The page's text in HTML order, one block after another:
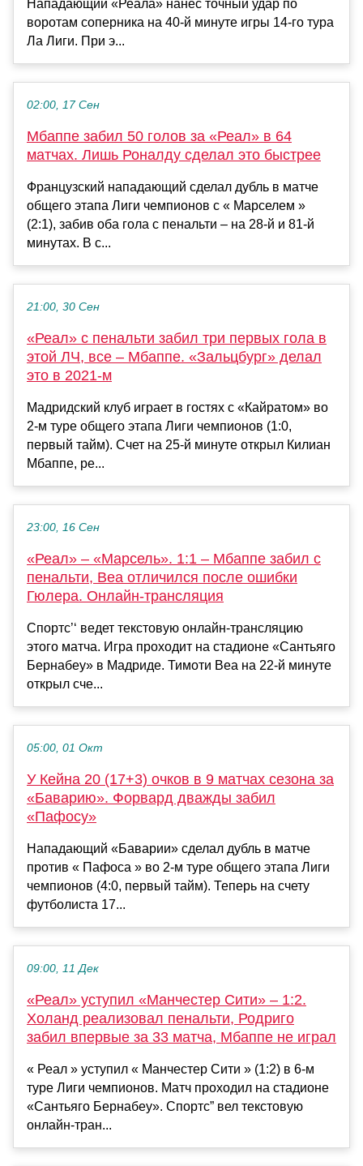
Нападающий «Реала» нанес точный удар по
воротам соперника на 40-й минуте игры 14-го тура
Ла Лиги. При э...
02:00, 17 Сен
Мбаппе забил 50 голов за «Реал» в 64
матчах. Лишь Роналду сделал это быстрее
Французский нападающий сделал дубль в матче
общего этапа Лиги чемпионов с « Марселем »
(2:1), забив оба гола с пенальти – на 28-й и 81-й
минутах. В с...
21:00, 30 Сен
«Реал» с пенальти забил три первых гола в
этой ЛЧ, все – Мбаппе. «Зальцбург» делал
это в 2021-м
Мадридский клуб играет в гостях с «Кайратом» во
2-м туре общего этапа Лиги чемпионов (1:0,
первый тайм). Счет на 25-й минуте открыл Килиан
Мбаппе, ре...
23:00, 16 Сен
«Реал» – «Марсель». 1:1 – Мбаппе забил с
пенальти, Веа отличился после ошибки
Гюлера. Онлайн-трансляция
Спортс’‘ ведет текстовую онлайн-трансляцию
этого матча. Игра проходит на стадионе «Сантьяго
Бернабеу» в Мадриде. Тимоти Веа на 22-й минуте
открыл сче...
05:00, 01 Окт
У Кейна 20 (17+3) очков в 9 матчах сезона за
«Баварию». Форвард дважды забил
«Пафосу»
Нападающий «Баварии» сделал дубль в матче
против « Пафоса » во 2-м туре общего этапа Лиги
чемпионов (4:0, первый тайм). Теперь на счету
футболиста 17...
09:00, 11 Дек
«Реал» уступил «Манчестер Сити» – 1:2.
Холанд реализовал пенальти, Родриго
забил впервые за 33 матча, Мбаппе не играл
« Реал » уступил « Манчестер Сити » (1:2) в 6-м
туре Лиги чемпионов. Матч проходил на стадионе
«Сантьяго Бернабеу». Спортс” вел текстовую
онлайн-тран...